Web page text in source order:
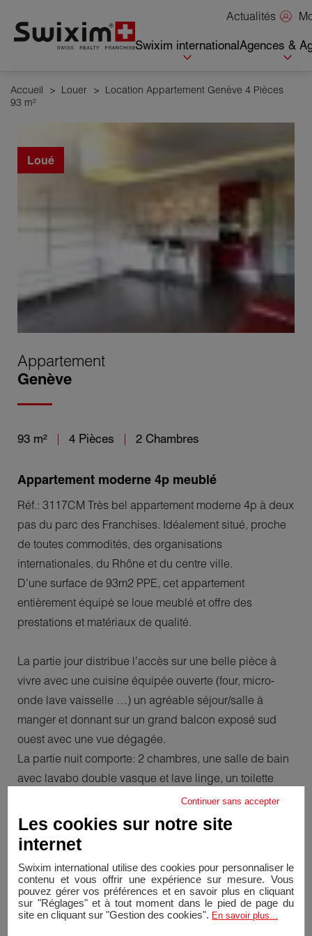
Actualités
Swixim internationalAgences &
Accueil > Louer > Location Appartement Genève 4 Pièces
93 m²
Loué
Appartement
Genève
93 m² 4 Pièces 2 Chambres
Appartement moderne 4p meublé
Réf.: 3117CM Très bel appartement moderne 4p à deux
pas du parc des Franchises. Idéalement situé, proche
de toutes commodités, des organisations
internationales, du Rhône et du centre ville.
D’une surface de 93m2 PPE, cet appartement
entièrement équipé se loue meublé et offre des
prestations et matériaux de qualité.
La partie jour distribue l’accès sur une belle pièce à
vivre avec une cuisine équipée ouverte (four, micro-
onde lave vaisselle …) un agréable séjour/salle à
manger et donnant sur un grand balcon exposé sud
ouest avec une vue dégagée.
La partie nuit comporte: 2 chambres, une salle de bain
avec lavabo double vasque et lave linge, un toilette
avec douche et des placards de rangements.
Une place de parking, une cave et un local à vélo
complètent ce bien. L’appartement bénéficie
Le bien se loue entièrement meublé et le loyer de 3
200.- comprend les charges, la mise à disposition des
Continuer sans accepter
Les cookies sur notre site
internet
Swixim international utilise des cookies pour personnaliser le
contenu et vous offrir une expérience sur mesure. Vous
pouvez gérer vos préférences et en savoir plus en cliquant
sur "Réglages" et à tout moment dans le pied de page du
site en cliquant sur "Gestion des cookies". En savoir plus...